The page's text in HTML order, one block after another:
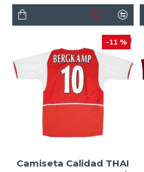
-11 %
Camiseta Calidad THAI